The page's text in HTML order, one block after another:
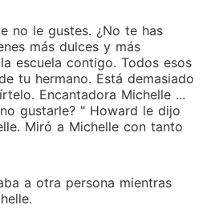
no le gustes. ¿No te has
más dulces y más
escuela contigo. Todos esos
tu hermano. Está demasiado
Encantadora Michelle ...
gustarle? " Howard le dijo
Miró a Michelle con tanto
a otra persona mientras